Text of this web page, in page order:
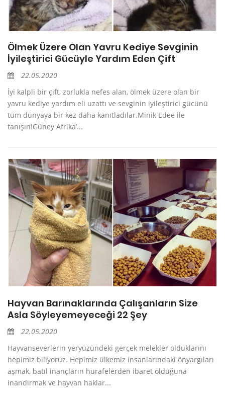
Ölmek Üzere Olan Yavru Kediye Sevginin
İyileştirici Gücüyle Yardım Eden Çift
22.05.2020
İyi kalpli bir çift, zorlukla nefes alan, ölmek üzere olan bir
yavru kediye yardım eli uzattı ve sevginin iyileştirici gücünü
tüm dünyaya bir kez daha kanıtladılar.Minik Edee ile
tanışın!Güney Afrika’...
Hayvan Barınaklarında Çalışanların Size
Asla Söyleyemeyeceği 22 Şey
22.05.2020
Hayvanseverlerin yeryüzündeki gerçek melekler olduklarını
hepimiz biliyoruz. Hepimiz ülkemiz insanlarındaki önyargıları
aşmak, batıl inançların hurafelerden ibaret olduğuna
inandırmak ve hayvan haklar...